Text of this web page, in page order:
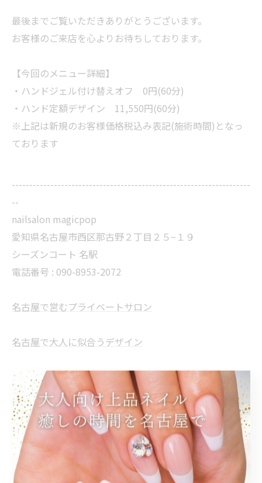
最後までご覧いただきありがとうございます。
お客様のご来店を心よりお待ちしております。
【今回のメニュー詳細】
・ハンドジェル付け替えオフ 0円(60分)
・ハンド定額デザイン 11,550円(60分)
※上記は新規のお客様価格税込み表記(施術時間)となっ
ております
--------------------------------------------------------------------
--
nailsalon magicpop
愛知県名古屋市西区那古野２丁目２５−１９
シーズンコート 名駅
電話番号 : 090-8953-2072
名古屋で営むプライベートサロン
名古屋で大人に似合うデザイン
名古屋でオフィスで浮かない指先
--------------------------------------------------------------------
--
プライベートサロン 大人 オフィス